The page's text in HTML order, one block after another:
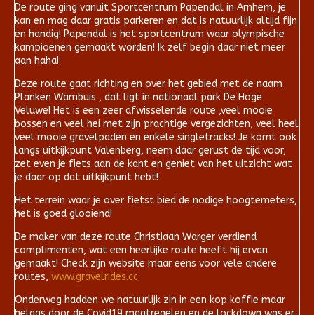
De route ging vanuit Sportcentrum Papendal in Arnhem, je
kan en mag daar gratis parkeren en dat is natuurlijk altijd fijn
en handig! Papendal is het sportcentrum waar olympische
kampioenen gemaakt worden! Ik zelf begin daar niet meer
aan haha!
Deze route gaat richting en over het gebied met de naam
Planken Wambuis , dat ligt in nationaal park De Hoge
Veluwe! Het is een zeer afwisselende route ,veel mooie
bossen en veel hei met zijn prachtige vergezichten, veel heel
veel mooie gravelpaden en enkele singletracks! Je komt ook
langs uitkijkpunt Valenberg, neem daar gerust de tijd voor,
zet even je fiets aan de kant en geniet van het uitzicht wat
je daar op dat uitkijkpunt hebt!
Het terrein waar je over fietst bied de nodige hoogtemeters,
het is goed glooiend!
De maker van deze route Christiaan Warger verdiend
complimenten, wat een heerlijke route heeft hij ervan
gemaakt! Check zijn website maar eens voor vele andere
routes, www.gravelrides.cc.
Onderweg hadden we natuurlijk zin in een kop koffie maar